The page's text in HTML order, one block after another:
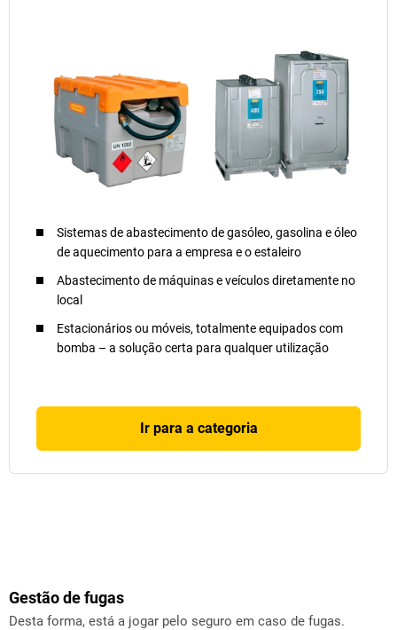
Sistemas de abastecimento de gasóleo, gasolina e óleo
de aquecimento para a empresa e o estaleiro
Abastecimento de máquinas e veículos diretamente no
local
Estacionários ou móveis, totalmente equipados com
bomba – a solução certa para qualquer utilização
Ir para a categoria
Gestão de fugas
Desta forma, está a jogar pelo seguro em caso de fugas.